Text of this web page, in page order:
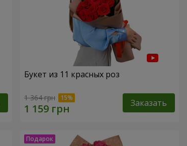
Букет из 11 красных роз
1 364 грн Заказать